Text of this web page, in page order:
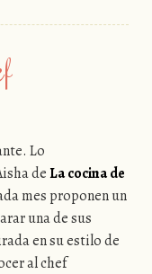
Lo
deLa cocina de
mes proponen un
una de sus
en su estilo de
al chef